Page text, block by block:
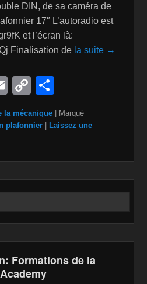
DIN, de sa caméra de
17″ L’autoradio est
et l’écran là:
Finalisation de la suite →
E
m
ail
C
o
p
Li
n
k
ar
ta
er
la mécanique
Marqué
plafonnier
Laissez une
Formations de la